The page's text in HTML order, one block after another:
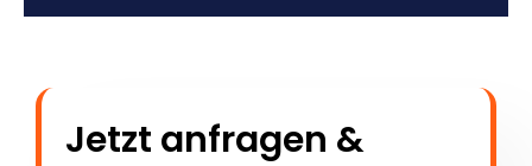
Jetzt anfragen &